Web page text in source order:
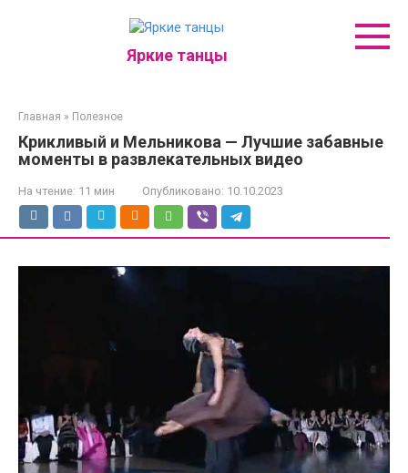
Яркие танцы
Главная » Полезное
Крикливый и Мельникова — Лучшие забавные
моменты в развлекательных видео
На чтение: 11 мин Опубликовано: 10.10.2023